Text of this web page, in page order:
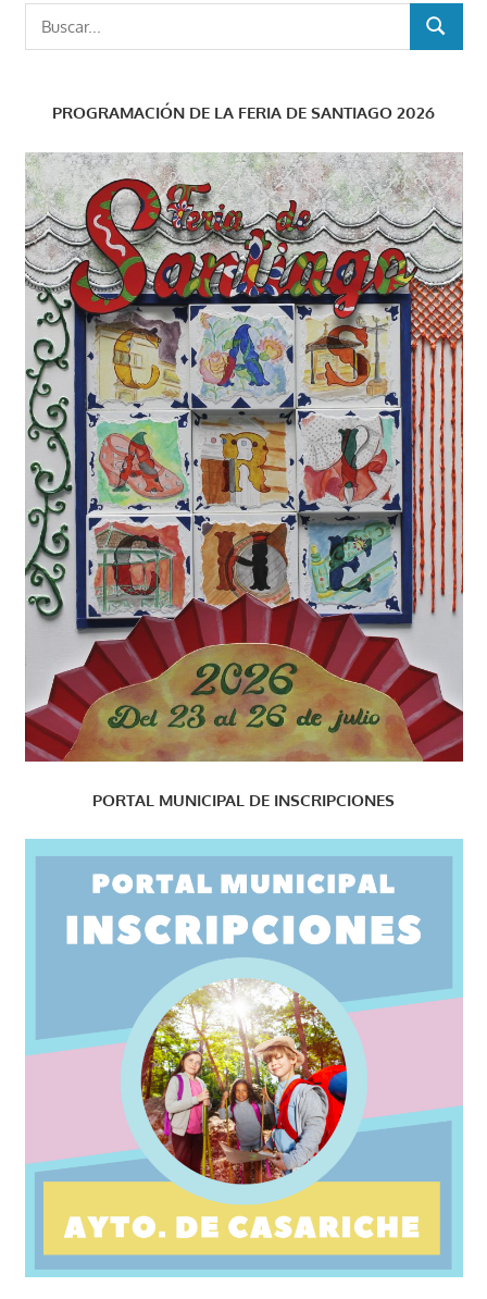
BUSCAR
PROGRAMACIÓN DE LA FERIA DE SANTIAGO 2026
PORTAL MUNICIPAL DE INSCRIPCIONES